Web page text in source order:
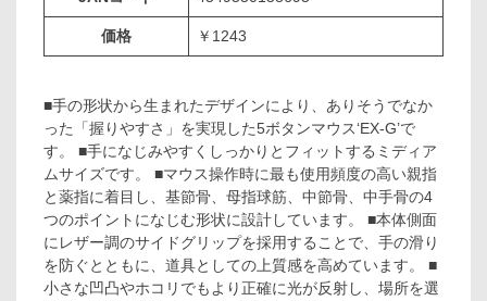
価格 ￥1243
■手の形状から生まれたデザインにより、ありそうでなか
った「握りやすさ」を実現した5ボタンマウス‘EX-G’で
す。 ■手になじみやすくしっかりとフィットするミディア
ムサイズです。 ■マウス操作時に最も使用頻度の高い親指
と薬指に着目し、基節骨、母指球筋、中節骨、中手骨の4
つのポイントになじむ形状に設計しています。 ■本体側面
にレザー調のサイドグリップを採用することで、手の滑り
を防ぐとともに、道具としての上質感を高めています。 ■
小さな凹凸やホコリでもより正確に光が反射し、場所を選